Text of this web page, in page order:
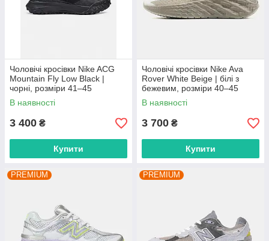
Чоловічі кросівки Nike ACG
Mountain Fly Low Black |
чорні, розміри 41–45
В наявності
3 400 ₴
Купити
Чоловічі кросівки Nike Ava
Rover White Beige | білі з
бежевим, розміри 40–45
В наявності
3 700 ₴
Купити
PREMIUM PREMIUM